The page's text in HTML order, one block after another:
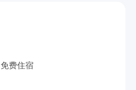
免费住宿